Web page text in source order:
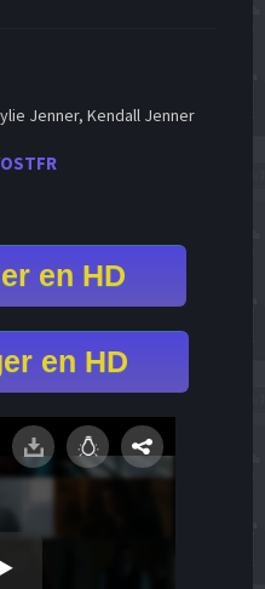
Jenner, Kendall Jenner
en HD
en HD